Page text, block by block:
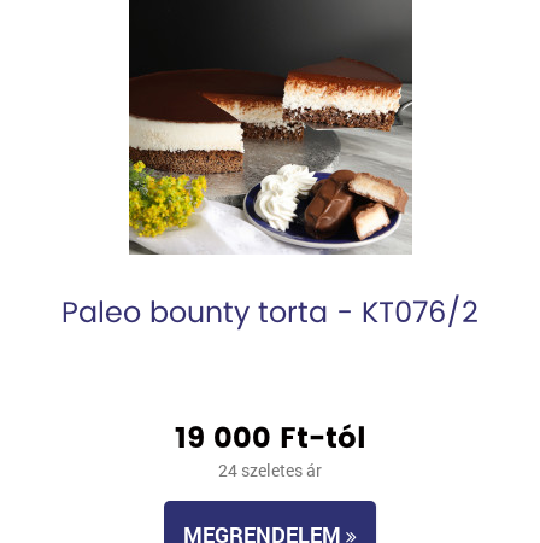
Paleo bounty torta - KT076/2
19 000 Ft-tól
24 szeletes ár
MEGRENDELEM